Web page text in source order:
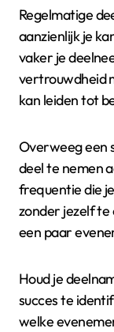
Regelmatige
aanzienlijk je
vaker je
vertrouwdheid
kan leiden tot
Overweeg een
deel te nemen
frequentie die
zonder jezelf te
een paar
Houd je
succes te
welke